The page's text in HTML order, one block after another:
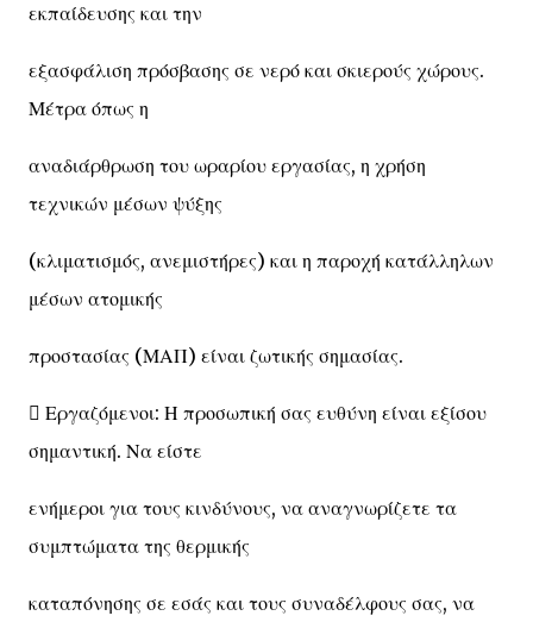
εκπαίδευσης και την
εξασφάλιση πρόσβασης σε νερό και σκιερούς χώρους.
Μέτρα όπως η
αναδιάρθρωση του ωραρίου εργασίας, η χρήση
τεχνικών μέσων ψύξης
(κλιματισμός, ανεμιστήρες) και η παροχή κατάλληλων
μέσων ατομικής
προστασίας (ΜΑΠ) είναι ζωτικής σημασίας.
 Εργαζόμενοι: Η προσωπική σας ευθύνη είναι εξίσου
σημαντική. Να είστε
ενήμεροι για τους κινδύνους, να αναγνωρίζετε τα
συμπτώματα της θερμικής
καταπόνησης σε εσάς και τους συναδέλφους σας, να